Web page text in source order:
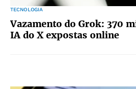
TECNOLOGIA
Vazamento do Grok: 370
IA do X expostas online